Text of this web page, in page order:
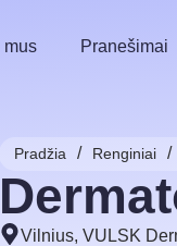
mus Pranešimai
Pradžia / Renginiai /
Vilnius, VULSK